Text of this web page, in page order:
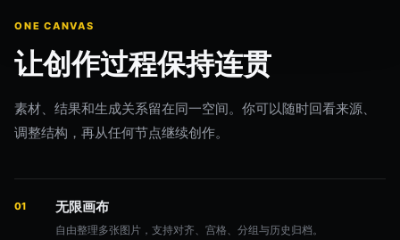
ONE CANVAS
让创作过程保持连贯
素材、结果和生成关系留在同一空间。你可以随时回看来源、
调整结构，再从任何节点继续创作。
01 无限画布
自由整理多张图片，支持对齐、宫格、分组与历史归档。